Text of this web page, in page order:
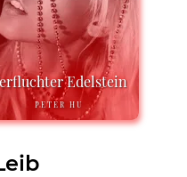
Edelstein
PETER HU